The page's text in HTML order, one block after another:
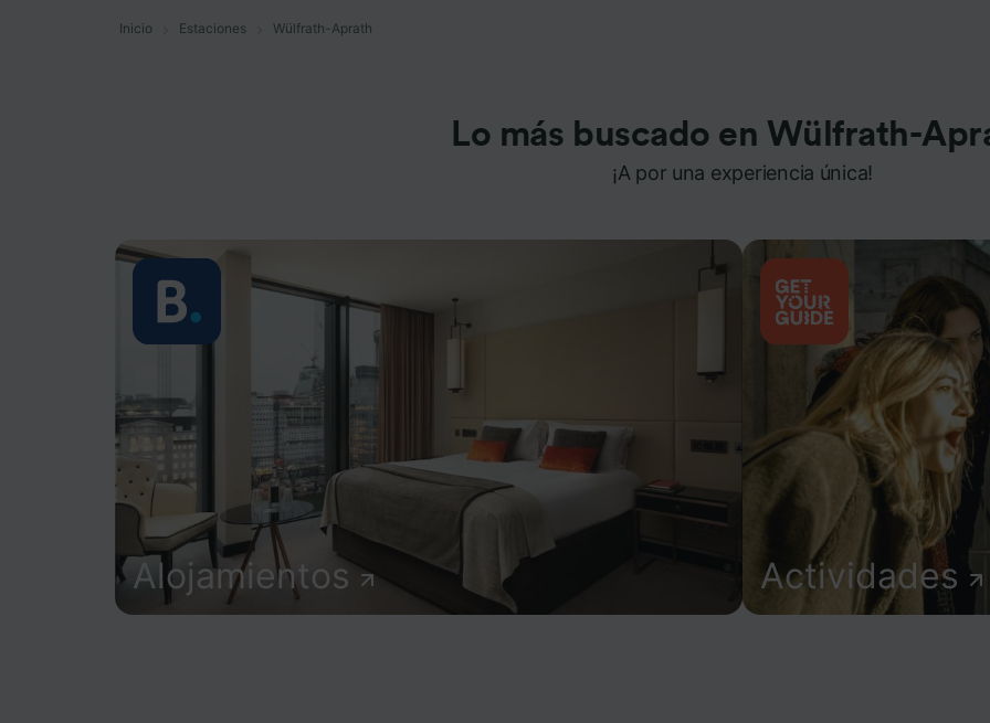
Inicio Estaciones Wülfrath-Aprath
Lo más buscado en Wülfrath-
¡A por una experiencia única!
Alojamientos Actividades